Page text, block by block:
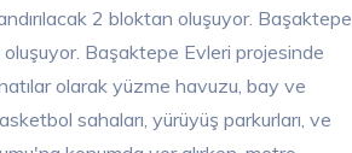
2 bloktan oluşuyor. Başaktepe
Başaktepe Evleri projesinde
olarak yüzme havuzu, bay ve
sahaları, yürüyüş parkurları, ve